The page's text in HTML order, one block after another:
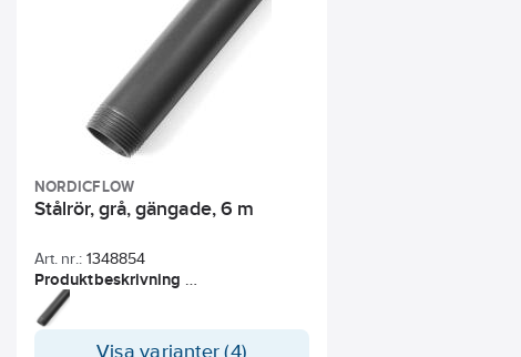
NORDICFLOW
Stålrör, grå, gängade, 6 m
Art. nr.: 1348854
Produktbeskrivning
NordicFlow® gängade rör av kolstål
S195T är tillverkade enligt EN 10255.
Rören är kallformade, längdsvetsade
Visa varianter (4)